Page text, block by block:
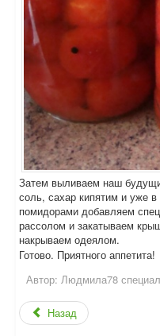
Затем выливаем наш
соль, сахар кипятим и уже
помидорами добавляем
рассолом и закатываем
накрываем одеялом.
Готово. Приятного аппетита!
Автор: Людмила78
Назад